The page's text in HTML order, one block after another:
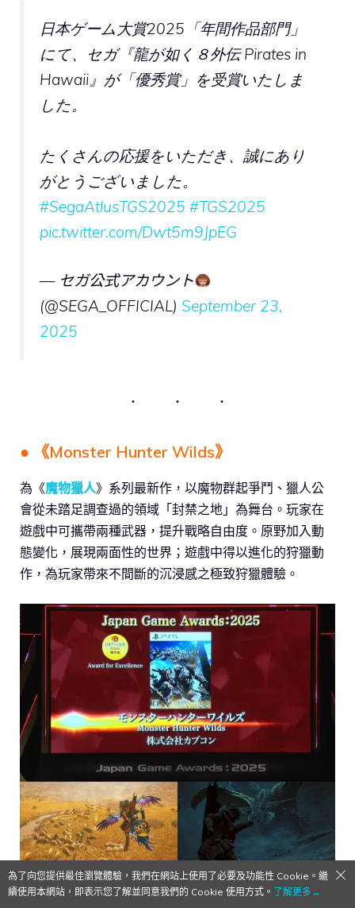
日本ゲーム大賞2025「年間作品部門」
にて、セガ『龍が如く８外伝 Pirates in
Hawaii』が「優秀賞」を受賞いたしま
した。
たくさんの応援をいただき、誠にあり
がとうございました。
#SegaAtlusTGS2025 #TGS2025
pic.twitter.com/Dwt5m9JpEG
— セガ公式アカウント
(@SEGA_OFFICIAL) September 23,
2025
● 《Monster Hunter Wilds》
為《魔物獵人》系列最新作，以魔物群起爭鬥、獵人公
會從未踏足調查過的領域「封禁之地」為舞台。玩家在
遊戲中可攜帶兩種武器，提升戰略自由度。原野加入動
態變化，展現兩面性的世界；遊戲中得以進化的狩獵動
作，為玩家帶來不間斷的沉浸感之極致狩獵體驗。
為了向您提供最佳瀏覽體驗，我們在網站上使用了必要及功能性 Cookie。繼
續使用本網站，即表示您了解並同意我們的 Cookie 使用方式。 了解更多→